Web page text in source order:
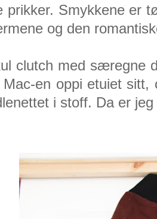
prikker. Smykkene er
og den
clutch med særegne
Mac-en oppi etuiet sitt,
i stoff. Da er